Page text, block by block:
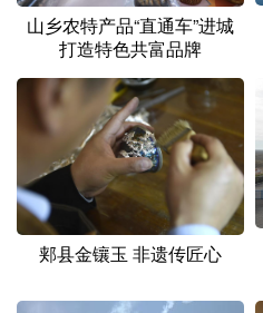
山乡农特产品“直通车”进城
打造特色共富品牌
郏县金镶玉 非遗传匠心